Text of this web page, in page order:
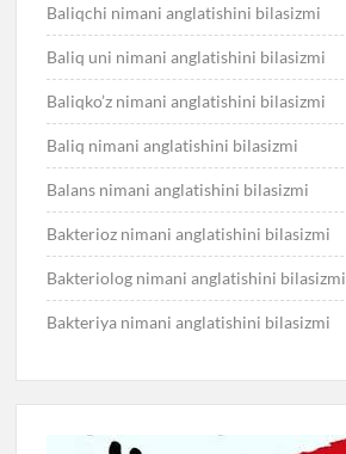
Baliqchi nimani anglatishini bilasizmi
Baliq uni nimani anglatishini bilasizmi
Baliqko’z nimani anglatishini bilasizmi
Baliq nimani anglatishini bilasizmi
Balans nimani anglatishini bilasizmi
Bakterioz nimani anglatishini bilasizmi
Bakteriolog nimani anglatishini bilasizmi
Bakteriya nimani anglatishini bilasizmi